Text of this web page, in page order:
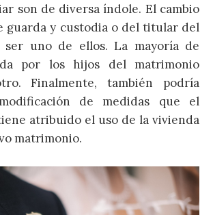
son de diversa índole. El cambio
guarda y custodia o del titular del
ser uno de ellos. La mayoría de
por los hijos del matrimonio
Finalmente, también podría
de medidas que el
atribuido el uso de la vivienda
matrimonio.